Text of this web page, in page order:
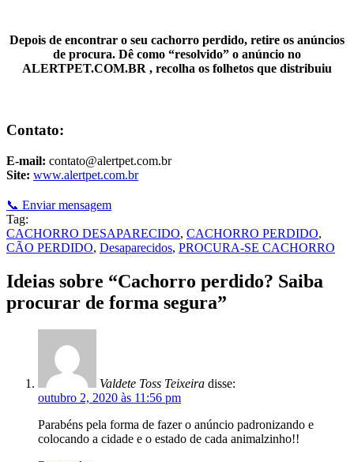
Depois de encontrar o seu cachorro perdido, retire os anúncios
de procura. Dê como “resolvido” o anúncio no
ALERTPET.COM.BR , recolha os folhetos que distribuiu
Contato:
E-mail: contato@alertpet.com.br
Site: www.alertpet.com.br
📞 Enviar mensagem
Tag:
CACHORRO DESAPARECIDO, CACHORRO PERDIDO,
CÃO PERDIDO, Desaparecidos, PROCURA-SE CACHORRO
Ideias sobre “Cachorro perdido? Saiba
procurar de forma segura”
Valdete Toss Teixeira disse:
outubro 2, 2020 às 11:56 pm
Parabéns pela forma de fazer o anúncio padronizando e
colocando a cidade e o estado de cada animalzinho!!